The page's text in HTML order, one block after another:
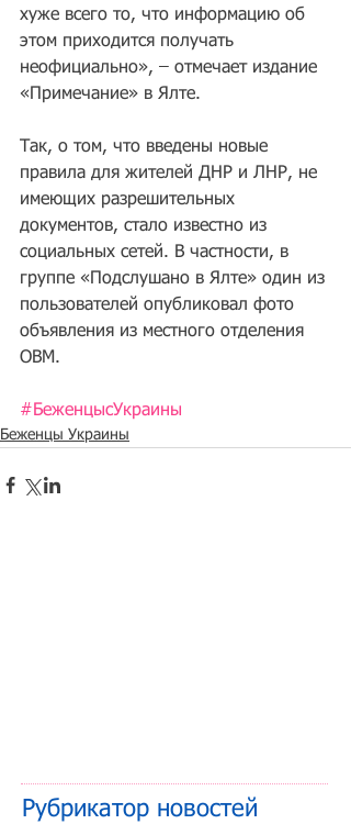
хуже всего то, что информацию об
этом приходится получать
неофициально», – отмечает издание
«Примечание» в Ялте.
Так, о том, что введены новые
правила для жителей ДНР и ЛНР, не
имеющих разрешительных
документов, стало известно из
социальных сетей. В частности, в
группе «Подслушано в Ялте» один из
пользователей опубликовал фото
объявления из местного отделения
ОВМ.
#БеженцысУкраины
Беженцы Украины
Рубрикатор новостей